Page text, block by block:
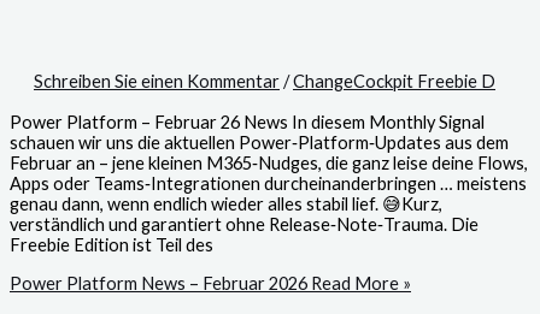
Schreiben Sie einen Kommentar/ChangeCockpit Freebie D
Power Platform – Februar 26 News In diesem Monthly Signal
schauen wir uns die aktuellen Power‑Platform‑Updates aus dem
Februar an – jene kleinen M365‑Nudges, die ganz leise deine Flows,
Apps oder Teams‑Integrationen durcheinanderbringen … meistens
genau dann, wenn endlich wieder alles stabil lief. 😅Kurz,
verständlich und garantiert ohne Release‑Note‑Trauma. Die
Freebie Edition ist Teil des
Power Platform News – Februar 2026 Read More »